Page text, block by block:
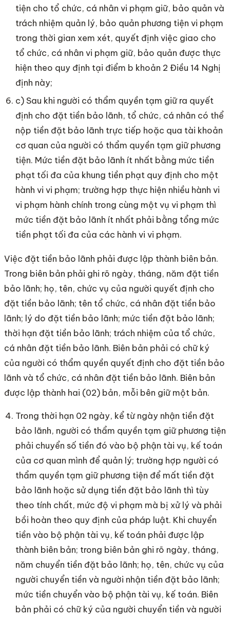
tiện cho tổ chức, cá nhân vi phạm giữ, bảo quản và
trách nhiệm quản lý, bảo quản phương tiện vi phạm
trong thời gian xem xét, quyết định việc giao cho
tổ chức, cá nhân vi phạm giữ, bảo quản được thực
hiện theo quy định tại điểm b khoản 2 Điều 14 Nghị
định này;
c) Sau khi người có thẩm quyền tạm giữ ra quyết
định cho đặt tiền bảo lãnh, tổ chức, cá nhân có thể
nộp tiền đặt bảo lãnh trực tiếp hoặc qua tài khoản
cơ quan của người có thẩm quyền tạm giữ phương
tiện. Mức tiền đặt bảo lãnh ít nhất bằng mức tiền
phạt tối đa của khung tiền phạt quy định cho một
hành vi vi phạm; trường hợp thực hiện nhiều hành vi
vi phạm hành chính trong cùng một vụ vi phạm thì
mức tiền đặt bảo lãnh ít nhất phải bằng tổng mức
tiền phạt tối đa của các hành vi vi phạm.
Việc đặt tiền bảo lãnh phải được lập thành biên bản.
Trong biên bản phải ghi rõ ngày, tháng, năm đặt tiền
bảo lãnh; họ, tên, chức vụ của người quyết định cho
đặt tiền bảo lãnh; tên tổ chức, cá nhân đặt tiền bảo
lãnh; lý do đặt tiền bảo lãnh; mức tiền đặt bảo lãnh;
thời hạn đặt tiền bảo lãnh; trách nhiệm của tổ chức,
cá nhân đặt tiền bảo lãnh. Biên bản phải có chữ ký
của người có thẩm quyền quyết định cho đặt tiền bảo
lãnh và tổ chức, cá nhân đặt tiền bảo lãnh. Biên bản
được lập thành hai (02) bản, mỗi bên giữ một bản.
Trong thời hạn 02 ngày, kể từ ngày nhận tiền đặt
bảo lãnh, người có thẩm quyền tạm giữ phương tiện
phải chuyển số tiền đó vào bộ phận tài vụ, kế toán
của cơ quan mình để quản lý; trường hợp người có
thẩm quyền tạm giữ phương tiện để mất tiền đặt
bảo lãnh hoặc sử dụng tiền đặt bảo lãnh thì tùy
theo tính chất, mức độ vi phạm mà bị xử lý và phải
bồi hoàn theo quy định của pháp luật. Khi chuyển
tiền vào bộ phận tài vụ, kế toán phải được lập
thành biên bản; trong biên bản ghi rõ ngày, tháng,
năm chuyển tiền đặt bảo lãnh; họ, tên, chức vụ của
người chuyển tiền và người nhận tiền đặt bảo lãnh;
mức tiền chuyển vào bộ phận tài vụ, kế toán. Biên
bản phải có chữ ký của người chuyển tiền và người